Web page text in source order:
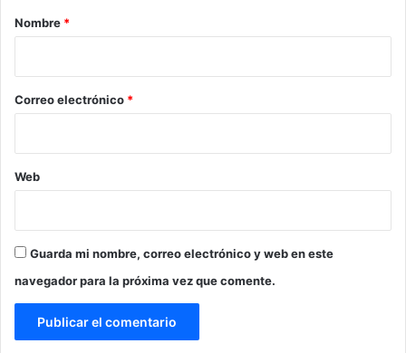
r
*
Nombre *
Correo electrónico *
Web
Guarda mi nombre, correo electrónico y web en este
navegador para la próxima vez que comente.